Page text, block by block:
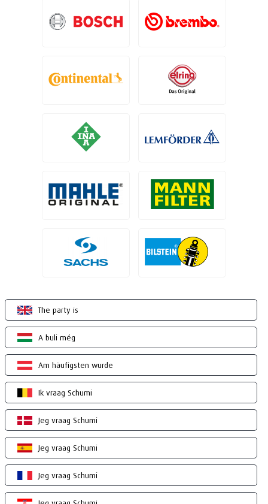
The party is
A buli még
Am häufigsten wurde
Ik vraag Schumi
Jeg vraag Schumi
Jeg vraag Schumi
Jeg vraag Schumi